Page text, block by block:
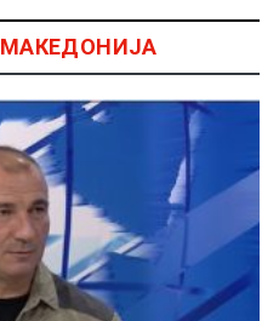
МАКЕДОНИЈА